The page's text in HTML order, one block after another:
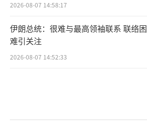
2026-08-07 14:58:17
伊朗总统：很难与最高领袖联系 联络困
难引关注
2026-08-07 14:52:33